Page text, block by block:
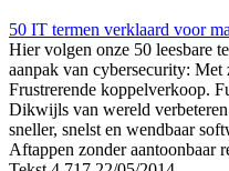
50 IT termen verklaard voor
Hier volgen onze 50 leesbare
aanpak van cybersecurity:
Frustrerende koppelverkoop.
Dikwijls van wereld
sneller, snelst en wendbaar
Aftappen zonder aantoonbaar